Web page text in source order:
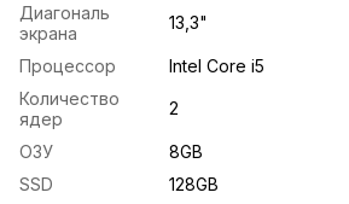
Диагональ
экрана
13,3"
Процессор
Intel Core i5
Количество
ядер
2
ОЗУ
8GB
SSD
128GB